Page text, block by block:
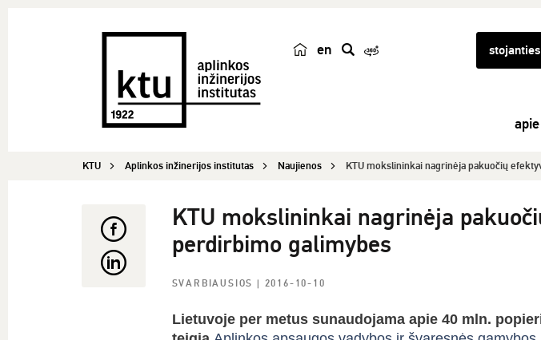
en
k
apie
KTU Aplinkos inžinerijos institutas Naujienos KTU mokslininkai nagrinėja pakuočių
KTU mokslininkai nagrinėja
perdirbimo galimybes
SVARBIAUSIOS | 2016-10-10
Lietuvoje per metus sunaudojama apie 40 mln.